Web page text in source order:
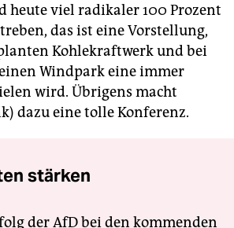
heute viel radikaler 100 Prozent
das ist eine Vorstellung,
Kohlekraftwerk und bei
Windpark eine immer
wird. Übrigens macht
dazu eine tolle Konferenz.
stärken
der AfD bei den kommenden